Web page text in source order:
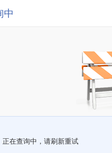
中
正在查询中，请刷新重试